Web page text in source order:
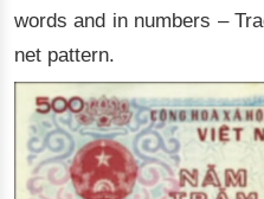
words and in numbers –
net pattern.